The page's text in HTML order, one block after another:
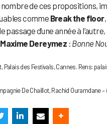
de ces propositions,
comme Break the floor
passage d’une année à
Maxime Dereymez : Bonne
Palais des Festivals, Cannes. Rens:
De Chaillot, Rachid Ouramdane –